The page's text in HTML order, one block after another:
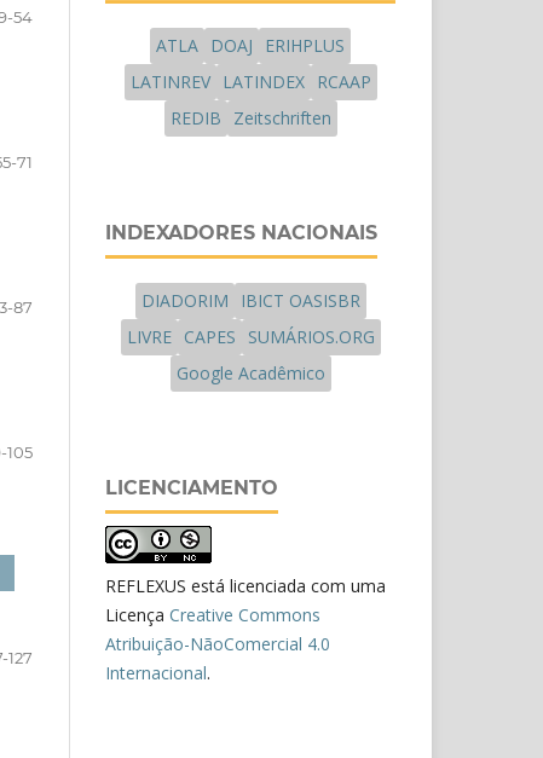
54
71
87
105
127
ATLA DOAJ
ERIHPLUS
LATINREV
LATINDEX
RCAAP
REDIB
Zeitschriften
INDEXADORES NACIONAIS
DIADORIM
IBICT OASISBR
LIVRE
CAPES
SUMÁRIOS.ORG
Google Acadêmico
LICENCIAMENTO
REFLEXUS está licenciada com uma
Licença Creative Commons
Atribuição-NãoComercial 4.0
Internacional.